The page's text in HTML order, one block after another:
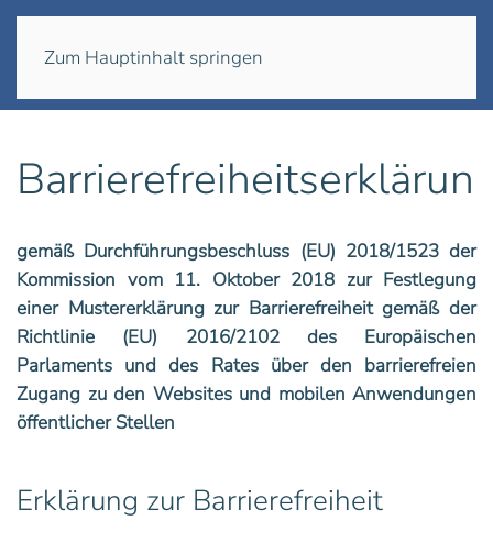
Zum Hauptinhalt springen
gemäß Durchführungsbeschluss (EU) 2018/1523 der
Kommission vom 11. Oktober 2018 zur Festlegung
einer Mustererklärung zur Barrierefreiheit gemäß der
Richtlinie (EU) 2016/2102 des Europäischen
Parlaments und des Rates über den barrierefreien
Zugang zu den Websites und mobilen Anwendungen
öffentlicher Stellen
Erklärung zur Barrierefreiheit